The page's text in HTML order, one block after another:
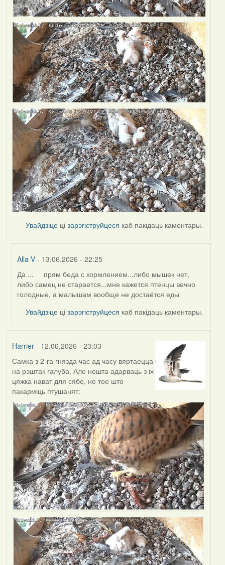
Увайдзіце цізарэгіструйцеся каб пакідаць каментары.
Alla V - 13.06.2026 - 22:25
In
reply
to
Да ... прям беда с кормлением...либо мышек нет,
либо самец не старается...мне кажется птенцы вечно
голодные, а малышам вообще не достаётся еды
Увайдзіце цізарэгіструйцеся каб пакідаць каментары.
Harrier- 12.06.2026 - 23:03
Самка з 2-га гнязда час ад часу вяртаецца
на рэштак галуба. Але нешта адарваць з іх
цяжка нават для сябе, не тое што
пакарміць птушанят: